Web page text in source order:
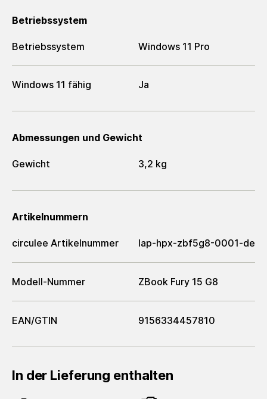
Betriebssystem
Betriebssystem Windows 11 Pro
Windows 11 fähig Ja
Abmessungen und Gewicht
Gewicht 3,2 kg
Artikelnummern
circulee Artikelnummer lap-hpx-zbf5g8-0001-de
Modell-Nummer ZBook Fury 15 G8
EAN/GTIN 9156334457810
In der Lieferung enthalten